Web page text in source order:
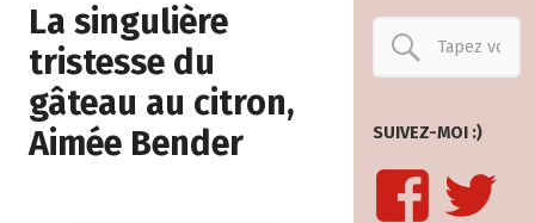
SUIVEZ-MOI :)
La singulière
tristesse du
gâteau au citron,
Aimée Bender